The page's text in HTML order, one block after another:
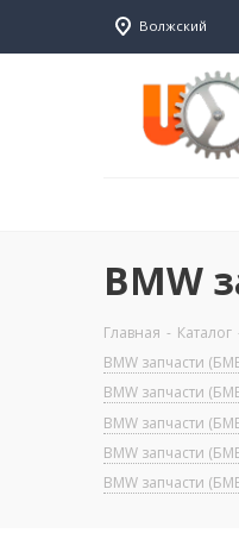
Волжский
BMW
Главная - Каталог
BMW запчасти
BMW запчасти
BMW запчасти
BMW запчасти
BMW запчасти